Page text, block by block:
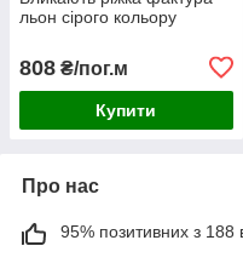
льон сірого кольору
808 ₴/пог.м
Купити
Про нас
95% позитивних з 188